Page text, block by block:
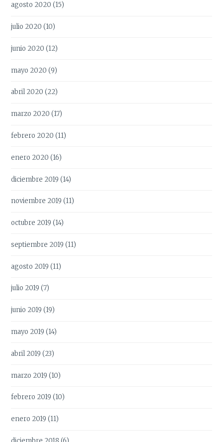
agosto 2020 (15)
julio 2020 (10)
junio 2020 (12)
mayo 2020 (9)
abril 2020 (22)
marzo 2020 (17)
febrero 2020 (11)
enero 2020 (16)
diciembre 2019 (14)
noviembre 2019 (11)
octubre 2019 (14)
septiembre 2019 (11)
agosto 2019 (11)
julio 2019 (7)
junio 2019 (19)
mayo 2019 (14)
abril 2019 (23)
marzo 2019 (10)
febrero 2019 (10)
enero 2019 (11)